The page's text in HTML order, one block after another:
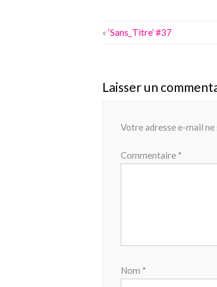
« ‘Sans_Titre’ #37
Laisser un
Votre adresse e-mail ne
Commentaire *
Nom *